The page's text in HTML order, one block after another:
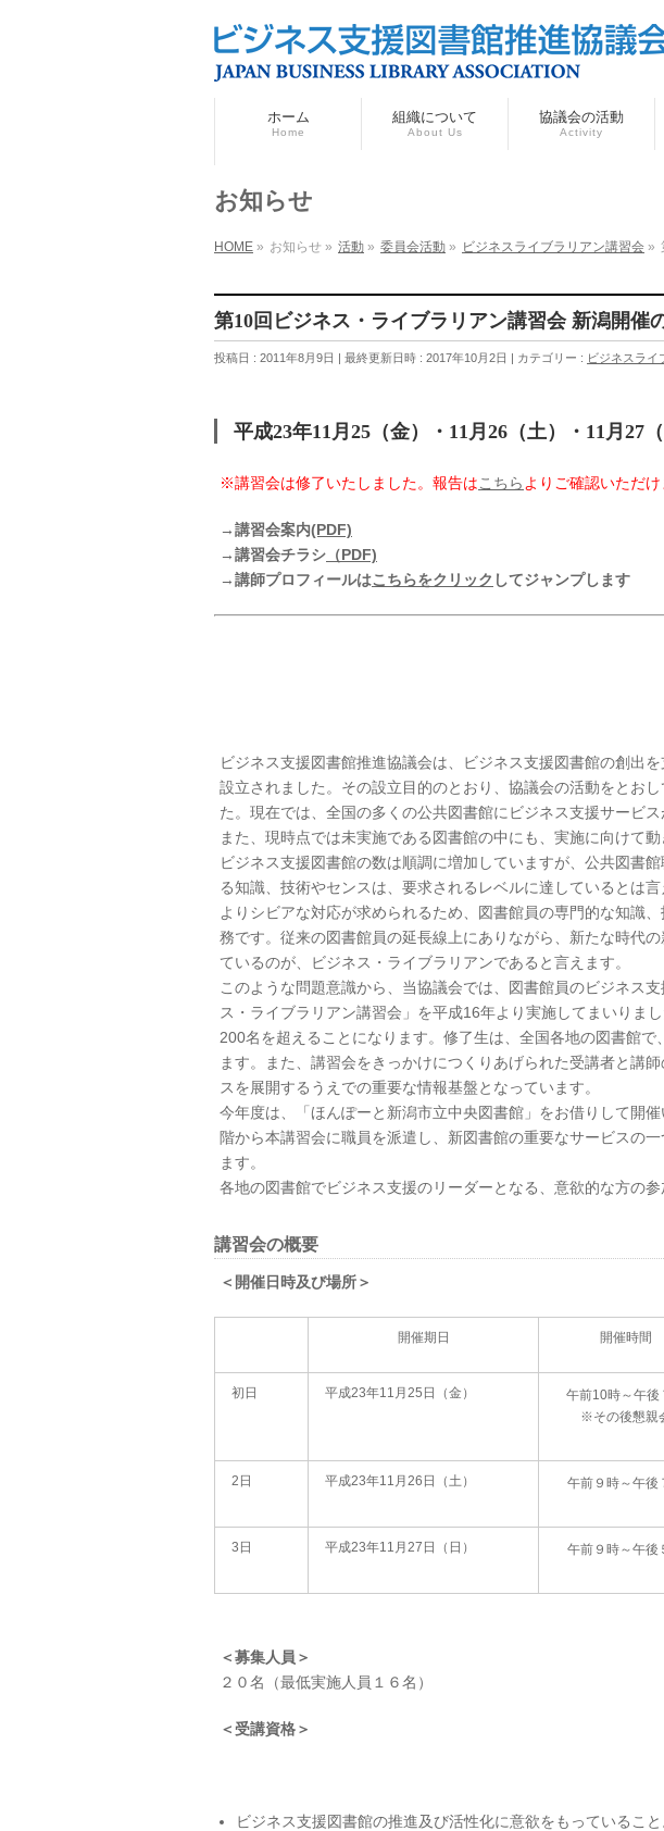
ホーム
Home
組織について
About Us
協議会の活動
Activity
お知らせ
HOME » お知らせ » 活動 » 委員会活動 » ビジネスライブラリアン講習会 »
第10回ビジネス・ライブラリアン講習会 新潟開催
投稿日 : 2011年8月9日 最終更新日時 : 2017年10月2日 カテゴリー : ビジネスライ
平成23年11月25（金）・11月26（土）・11月27（
※講習会は修了いたしました。報告はこちら よりご確認いただけ
→講習会案内(PDF)
→講習会チラシ （PDF)
→講師プロフィールはこちらをクリック してジャンプします
ビジネス支援図書館推進協議会は、ビジネス支援図書館の創出
設立されました。その設立目的のとおり、協議会の活動をとお
た。現在では、全国の多くの公共図書館にビジネス支援サービ
また、現時点では未実施である図書館の中にも、実施に向けて動
ビジネス支援図書館の数は順調に増加していますが、公共図書
る知識、技術やセンスは、要求されるレベルに達しているとは
よりシビアな対応が求められるため、図書館員の専門的な知識
務です。従来の図書館員の延長線上にありながら、新たな時代
ているのが、ビジネス・ライブラリアンであると言えます。
このような問題意識から、当協議会では、図書館員のビジネス
ス・ライブラリアン講習会」を平成16年より実施してまいりま
200名を超えることになります。修了生は、全国各地の図書館
ます。また、講習会をきっかけにつくりあげられた受講者と講
スを展開するうえでの重要な情報基盤となっています。
今年度は、「ほんぽーと新潟市立中央図書館」をお借りして開
階から本講習会に職員を派遣し、新図書館の重要なサービスの
ます。
各地の図書館でビジネス支援のリーダーとなる、意欲的な方の参
講習会の概要
＜開催日時及び場所＞
開催期日 開催時間
初日 平成23年11月25日（金）
午前10時～午後
※その後懇親
2日 平成23年11月26日（土） 午前９時～午後
3日 平成23年11月27日（日） 午前９時～午後
＜募集人員＞
２０名（最低実施人員１６名）
＜受講資格＞
ビジネス支援図書館の推進及び活性化に意欲をもっているこ